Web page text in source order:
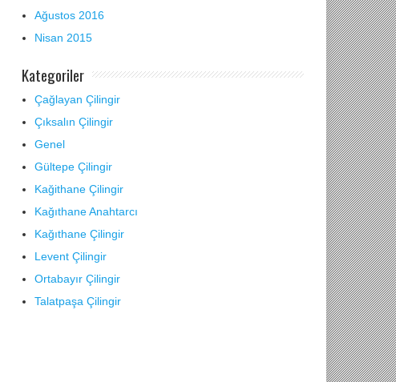
Ağustos 2016
Nisan 2015
Kategoriler
Çağlayan Çilingir
Çıksalın Çilingir
Genel
Gültepe Çilingir
Kağithane Çilingir
Kağıthane Anahtarcı
Kağıthane Çilingir
Levent Çilingir
Ortabayır Çilingir
Talatpaşa Çilingir